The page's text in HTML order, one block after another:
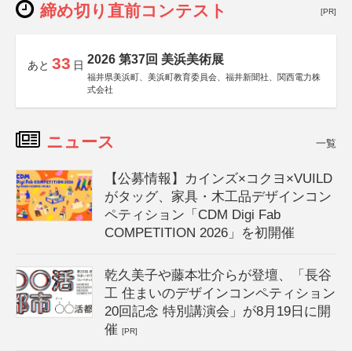
締め切り直前コンテスト [PR]
あと 33 日 2026 第37回 美浜美術展
福井県美浜町、美浜町教育委員会、福井新聞社、関西電力株
式会社
ニュース 一覧
【公募情報】カインズ×コクヨ×VUILD
がタッグ、家具・木工品デザインコン
ペティション「CDM Digi Fab
COMPETITION 2026」を初開催
乾久美子や藤本壮介らが登壇、「長谷
工 住まいのデザインコンペティション
20回記念 特別講演会」が8月19日に開
催[PR]